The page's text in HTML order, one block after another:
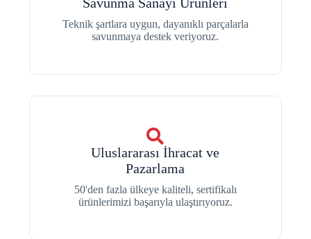
Teknik şartlara uygun, dayanıklı parçalarla
savunmaya destek veriyoruz.
Uluslararası İhracat ve
Pazarlama
50'den fazla ülkeye kaliteli, sertifikalı
ürünlerimizi başarıyla ulaştırıyoruz.